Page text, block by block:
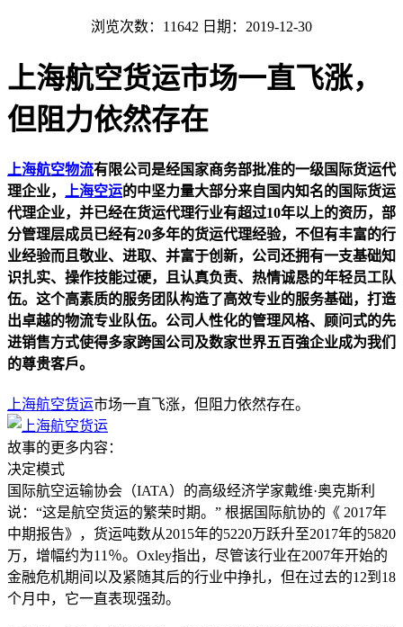
浏览次数：11642 日期：2019-12-30
上海航空货运市场一直飞涨，
但阻力依然存在
上海航空物流有限公司是经国家商务部批准的一级国际货运代
理企业，
上海空运的中坚力量大部分来自国内知名的国际货运
代理企业，并已经在货运代理行业有超过10年以上的资历，部
分管理层成员已经有20多年的货运代理经验，不但有丰富的行
业经验而且敬业、进取、并富于创新，公司还拥有一支基础知
识扎实、操作技能过硬，且认真负责、热情诚恳的年轻员工队
伍。这个高素质的服务团队构造了高效专业的服务基础，打造
出卓越的物流专业队伍。公司人性化的管理风格、顾问式的先
进销售方式使得多家跨国公司及数家世界五百強企业成为我们
的尊贵客戶。
上海航空货运市场一直飞涨，但阻力依然存在。
故事的更多内容：
决定模式
国际航空运输协会（IATA）的高级经济学家戴维·奥克斯利
说：“这是航空货运的繁荣时期。” 根据国际航协的《 2017年
中期报告》，货运吨数从2015年的5220万跃升至2017年的5820
万，增幅约为11％。Oxley指出，尽管该行业在2007年开始的
金融危机期间以及紧随其后的行业中挣扎，但在过去的12到18
个月中，它一直表现强劲。